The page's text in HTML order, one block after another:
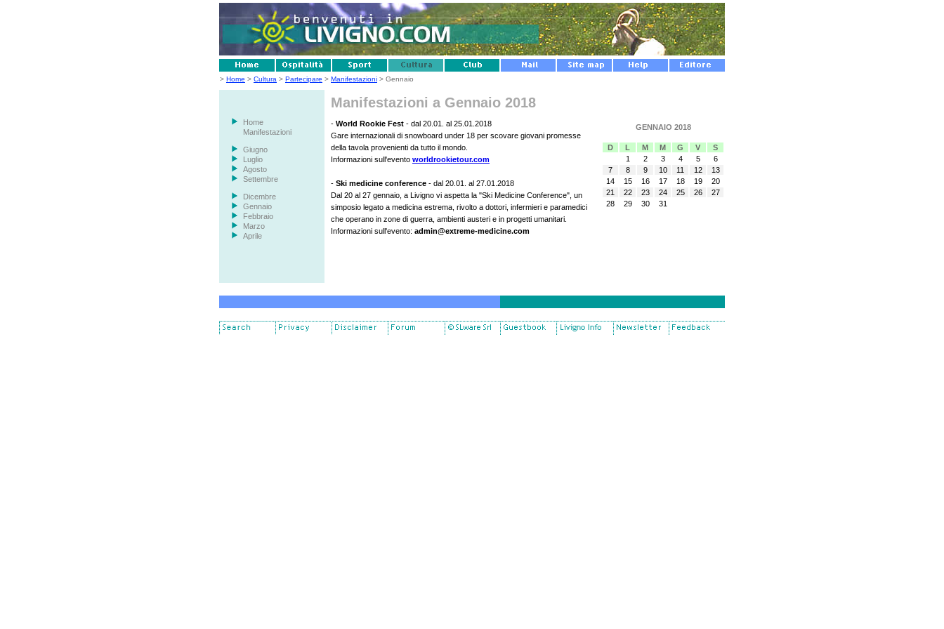
> Home > Cultura > Partecipare > Manifestazioni > Gennaio
Home
Manifestazioni
Giugno
Luglio
Agosto
Settembre
Dicembre
Gennaio
Febbraio
Marzo
Aprile
Manifestazioni a Gennaio 2018
- World Rookie Fest - dal 20.01. al 25.01.2018
Gare internazionali di snowboard under 18 per scovare giovani promesse
della tavola provenienti da tutto il mondo.
Informazioni sull'evento worldrookietour.com
- Ski medicine conference - dal 20.01. al 27.01.2018
Dal 20 al 27 gennaio, a Livigno vi aspetta la "Ski Medicine Conference", un
simposio legato a medicina estrema, rivolto a dottori, infermieri e paramedici
che operano in zone di guerra, ambienti austeri e in progetti umanitari.
Informazioni sull'evento: admin@extreme-medicine.com
GENNAIO 2018
D L M M G V
S
1
2 3 4 5
6
7
8 9 10 11 12
13
14
15 16 17 18 19
20
21
22 23 24 25 26
27
28
29 30 31